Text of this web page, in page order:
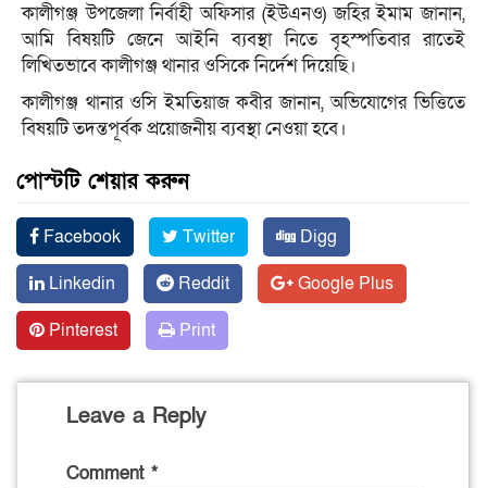
কালীগঞ্জ উপজেলা নির্বাহী অফিসার (ইউএনও) জহির ইমাম জানান,
আমি বিষয়টি জেনে আইনি ব্যবস্থা নিতে বৃহস্পতিবার রাতেই
লিখিতভাবে কালীগঞ্জ থানার ওসিকে নির্দেশ দিয়েছি।
কালীগঞ্জ থানার ওসি ইমতিয়াজ কবীর জানান, অভিযোগের ভিত্তিতে
বিষয়টি তদন্তপূর্বক প্রয়োজনীয় ব্যবস্থা নেওয়া হবে।
পোস্টটি শেয়ার করুন
Facebook Twitter
Digg
Linkedin
Reddit
Google Plus
Pinterest
Print
Leave a Reply
Comment *